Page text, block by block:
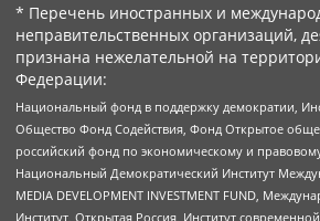
* Перечень иностранных и
неправительственных организаций,
признана нежелательной на
Федерации:
Национальный фонд в поддержку демократии,
Общество Фонд Содействия, Фонд Открытое
российский фонд по экономическому и
Национальный Демократический Институт
MEDIA DEVELOPMENT INVESTMENT FUND,
Институт, Открытая Россия, Институт